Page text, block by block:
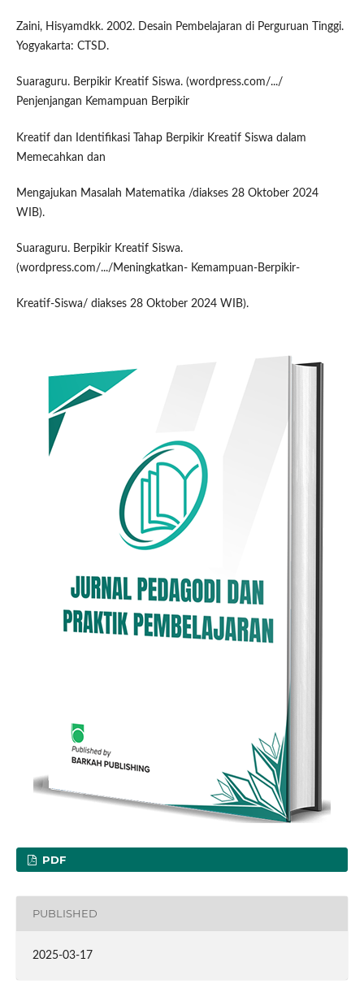
Zaini, Hisyamdkk. 2002. Desain Pembelajaran di Perguruan Tinggi.
Yogyakarta: CTSD.
Suaraguru. Berpikir Kreatif Siswa. (wordpress.com/.../
Penjenjangan Kemampuan Berpikir
Kreatif dan Identifikasi Tahap Berpikir Kreatif Siswa dalam
Memecahkan dan
Mengajukan Masalah Matematika /diakses 28 Oktober 2024
WIB).
Suaraguru. Berpikir Kreatif Siswa.
(wordpress.com/.../Meningkatkan- Kemampuan-Berpikir-
Kreatif-Siswa/ diakses 28 Oktober 2024 WIB).
PDF
PUBLISHED
2025-03-17